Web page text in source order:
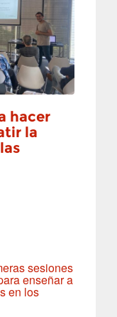
hacer
la
sesiones
enseñar a
en los